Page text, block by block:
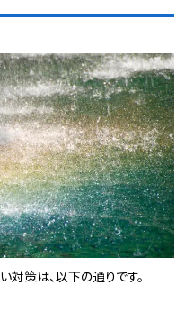
策は、以下の通りです。